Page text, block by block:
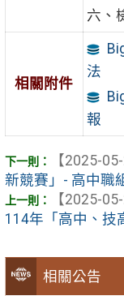
相關公告
六、
相關附件
法
報
【2025-05-
新競賽」- 高中職
【2025-05-
114年「高中、技